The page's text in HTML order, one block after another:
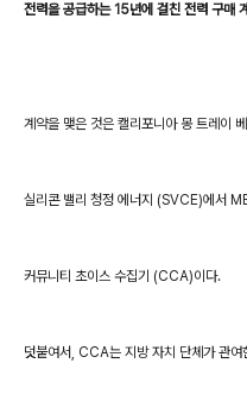
전력을 공급하는 15년에 걸친 전력 구매
계약을 맺은 것은 캘리포니아 몽 트레이
실리콘 밸리 청정 에너지 (SVCE)에서
커뮤니티 초이스 수집기 (CCA)이다.
덧붙여서, CCA는 지방 자치 단체가 관